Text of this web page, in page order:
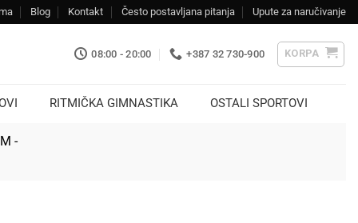
Blog Kontakt Često postavljana pitanja Upute za naručivanje
08:00 - 20:00 +387 32 730-900 KORPA
RITMIČKA GIMNASTIKA OSTALI SPORTOVI
-